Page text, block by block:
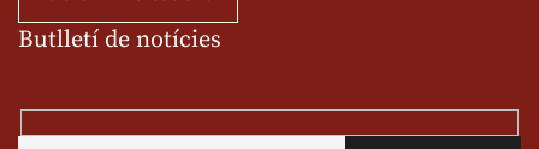
alumnes al Tortosa
Butlletí de notícies